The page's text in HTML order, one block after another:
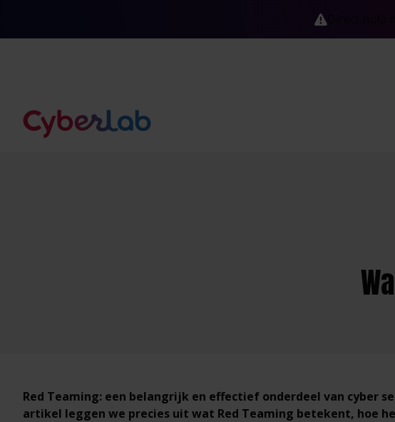
Red Teaming: een belangrijk en effectief onderdeel van cyber
artikel leggen we precies uit wat Red Teaming betekent, hoe